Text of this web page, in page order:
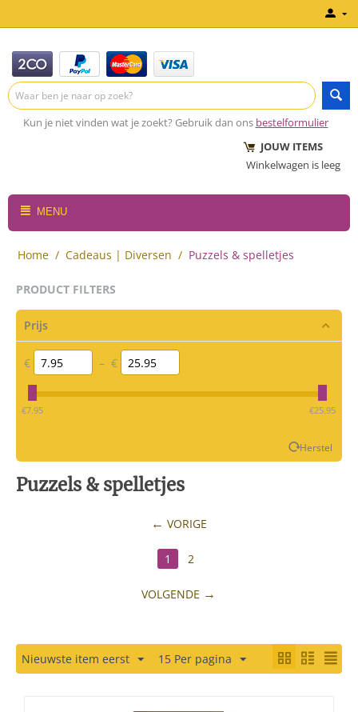
Kun je niet vinden wat je zoekt? Gebruik dan ons bestelformulier
JOUW ITEMS
Winkelwagen is leeg
MENU
Home / Cadeaus | Diversen / Puzzels & spelletjes
PRODUCT FILTERS
Prijs
€ – €
‎€7.95 ‎€25.95
Herstel
Puzzels & spelletjes
VORIGE
1 2
VOLGENDE
Nieuwste item eerst 15 Per pagina